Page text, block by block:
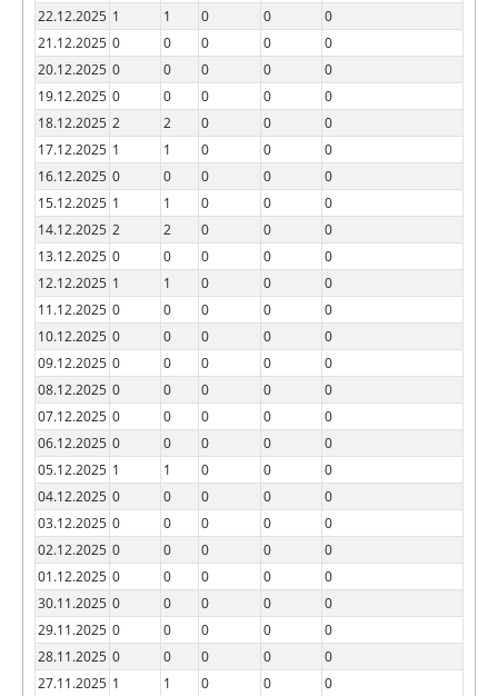
22.12.2025 1 1 0 0
0
21.12.2025 0 0 0 0
0
20.12.2025 0 0 0 0
0
19.12.2025 0 0 0 0
0
18.12.2025 2 2 0 0
0
17.12.2025 1 1 0 0
0
16.12.2025 0 0 0 0
0
15.12.2025 1 1 0 0
0
14.12.2025 2 2 0 0
0
13.12.2025 0 0 0 0
0
12.12.2025 1 1 0 0
0
11.12.2025 0 0 0 0
0
10.12.2025 0 0 0 0
0
09.12.2025 0 0 0 0
0
08.12.2025 0 0 0 0
0
07.12.2025 0 0 0 0
0
06.12.2025 0 0 0 0
0
05.12.2025 1 1 0 0
0
04.12.2025 0 0 0 0
0
03.12.2025 0 0 0 0
0
02.12.2025 0 0 0 0
0
01.12.2025 0 0 0 0
0
30.11.2025 0 0 0 0
0
29.11.2025 0 0 0 0
0
28.11.2025 0 0 0 0
0
27.11.2025 1 1 0 0 0